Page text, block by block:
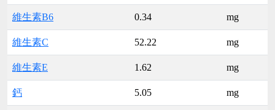
維生素B6 0.34 mg
維生素C 52.22 mg
維生素E 1.62 mg
鈣 5.05 mg